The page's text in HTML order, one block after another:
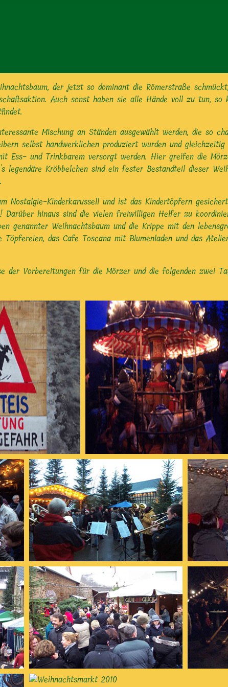
der jetzt so dominant die Römerstraße
Auch sonst haben sie alle Hände voll zu tun,
Mischung an Ständen ausgewählt werden, die so
selbst handwerklichen produziert wurden und
Ess- und Trinkbarem versorgt werden. Hier greifen die
legendäre Kröbbelchen sind ein fester Bestandteil dieser
Kinderkarussell und ist das Kindertöpfern
hinaus sind die vielen freiwilligen Helfer zu
genannter Weihnachtsbaum und die Krippe mit den
das Cafe Toscana mit Blumenladen und das
der Vorbereitungen für die Mörzer und die folgenden zwei